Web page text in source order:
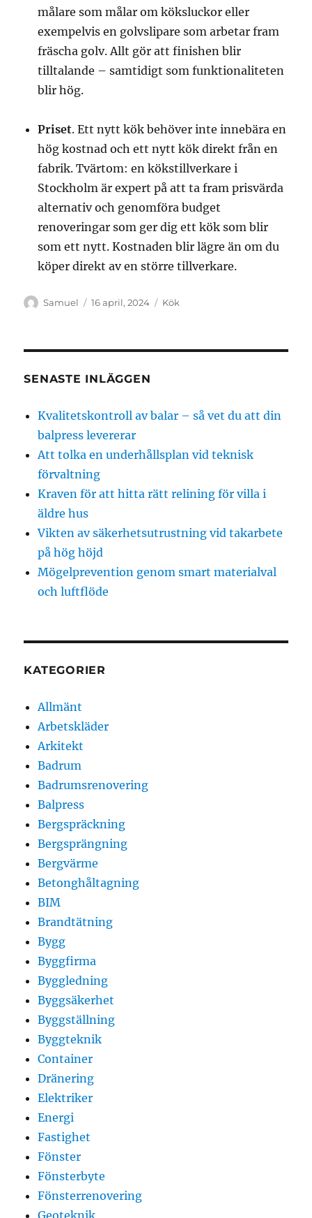
målare som målar om köksluckor eller
exempelvis en golvslipare som arbetar fram
fräscha golv. Allt gör att finishen blir
tilltalande – samtidigt som funktionaliteten
blir hög.
Priset. Ett nytt kök behöver inte innebära en
hög kostnad och ett nytt kök direkt från en
fabrik. Tvärtom: en kökstillverkare i
Stockholm är expert på att ta fram prisvärda
alternativ och genomföra budget
renoveringar som ger dig ett kök som blir
som ett nytt. Kostnaden blir lägre än om du
köper direkt av en större tillverkare.
Författare
Samuel
Publicerat
16 april, 2024 Kategorier
Kök
SENASTE INLÄGGEN
Kvalitetskontroll av balar – så vet du att din
balpress levererar
Att tolka en underhållsplan vid teknisk
förvaltning
Kraven för att hitta rätt relining för villa i
äldre hus
Vikten av säkerhetsutrustning vid takarbete
på hög höjd
Mögelprevention genom smart materialval
och luftflöde
KATEGORIER
Allmänt
Arbetskläder
Arkitekt
Badrum
Badrumsrenovering
Balpress
Bergspräckning
Bergsprängning
Bergvärme
Betonghåltagning
BIM
Brandtätning
Bygg
Byggfirma
Byggledning
Byggsäkerhet
Byggställning
Byggteknik
Container
Dränering
Elektriker
Energi
Fastighet
Fönster
Fönsterbyte
Fönsterrenovering